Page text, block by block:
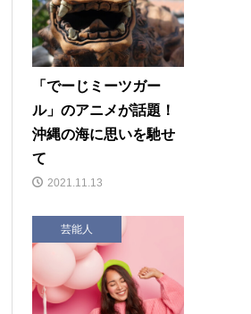
「でーじミーツガー
ル」のアニメが話題！
沖縄の海に思いを馳せ
て
2021.11.13
芸能人